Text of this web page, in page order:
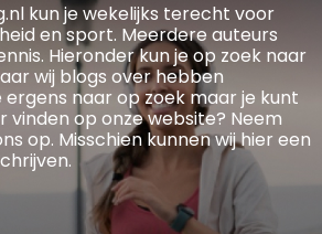
kun je wekelijks terecht voor
en sport. Meerdere auteurs
Hieronder kun je op zoek naar
wij blogs over hebben
ergens naar op zoek maar je kunt
vinden op onze website? Neem
op. Misschien kunnen wij hier een